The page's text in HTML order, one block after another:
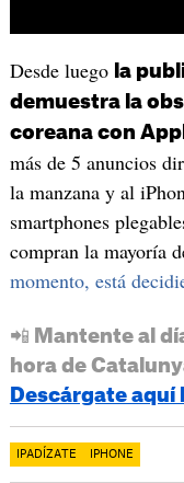
Desde luego la
demuestra la
coreana con
más de 5 anuncios
la manzana y al
smartphones
compran la mayoría
momento, está
📲 Mantente al
hora de
Descárgate aquí
IPADÍZATE IPHONE